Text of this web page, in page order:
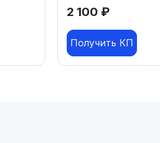
2 100 ₽
Получить КП